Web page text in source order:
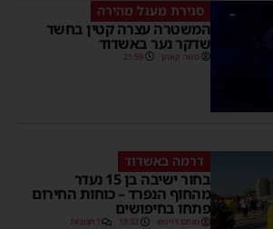
סגירת מעגל מהירה
המשטרה עצרה קטין בחשד
שדקר נער באשדוד
משה קאהן 21:59
דרמה באשדוד
בחור ישיבה בן 15 נעדר
מהחוף הנפרד – כוחות החירום
פתחו בחיפושים
מנחם דויטש 18:32 1 תגובות